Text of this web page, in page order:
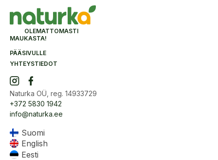
OLEMATTOMASTI
MAUKASTA!
PÄÄSIVULLE
YHTEYSTIEDOT
Naturka OÜ, reg. 14933729
+372 5830 1942
info@naturka.ee
Suomi
English
Eesti